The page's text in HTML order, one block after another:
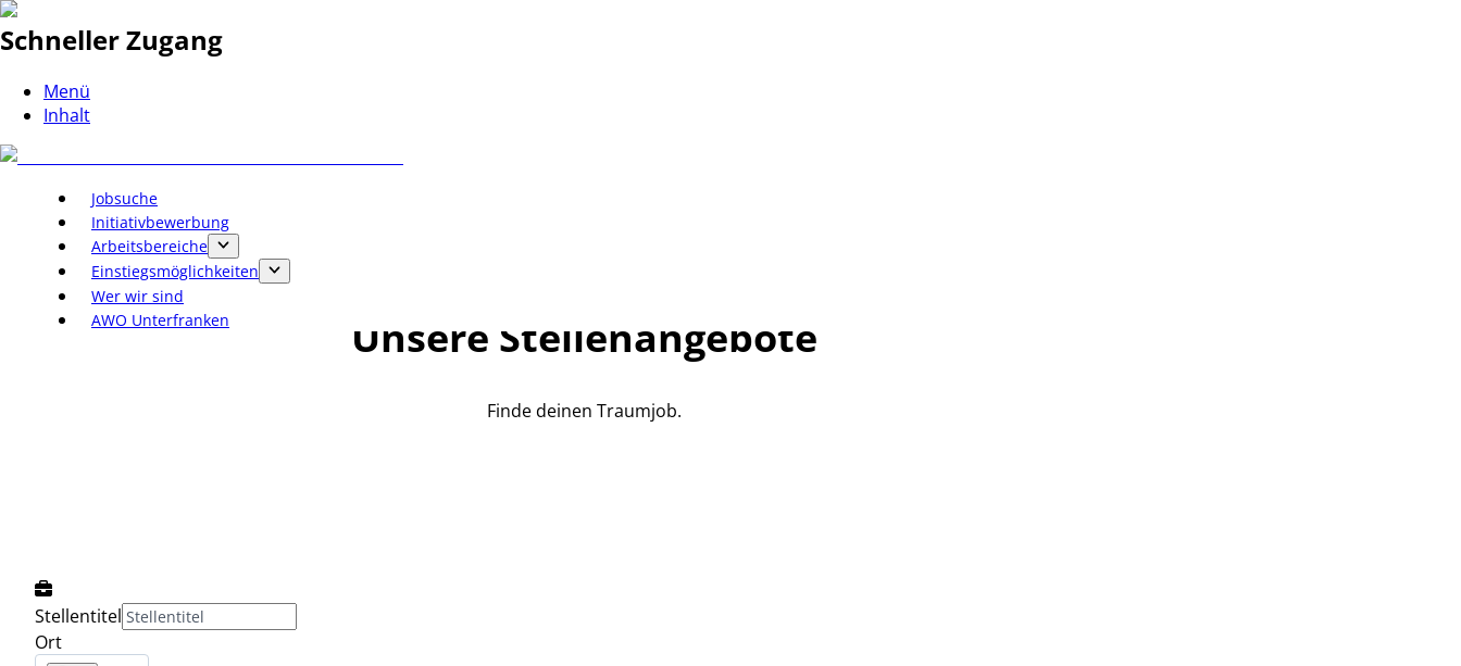
Schneller Zugang
Menü
Inhalt
Jobsuche
Initiativbewerbung
Arbeitsbereiche
Einstiegsmöglichkeiten
Wer wir sind
AWO Unterfranken
Unsere Stellenangebote
Finde deinen Traumjob.
Stellentitel
Ort